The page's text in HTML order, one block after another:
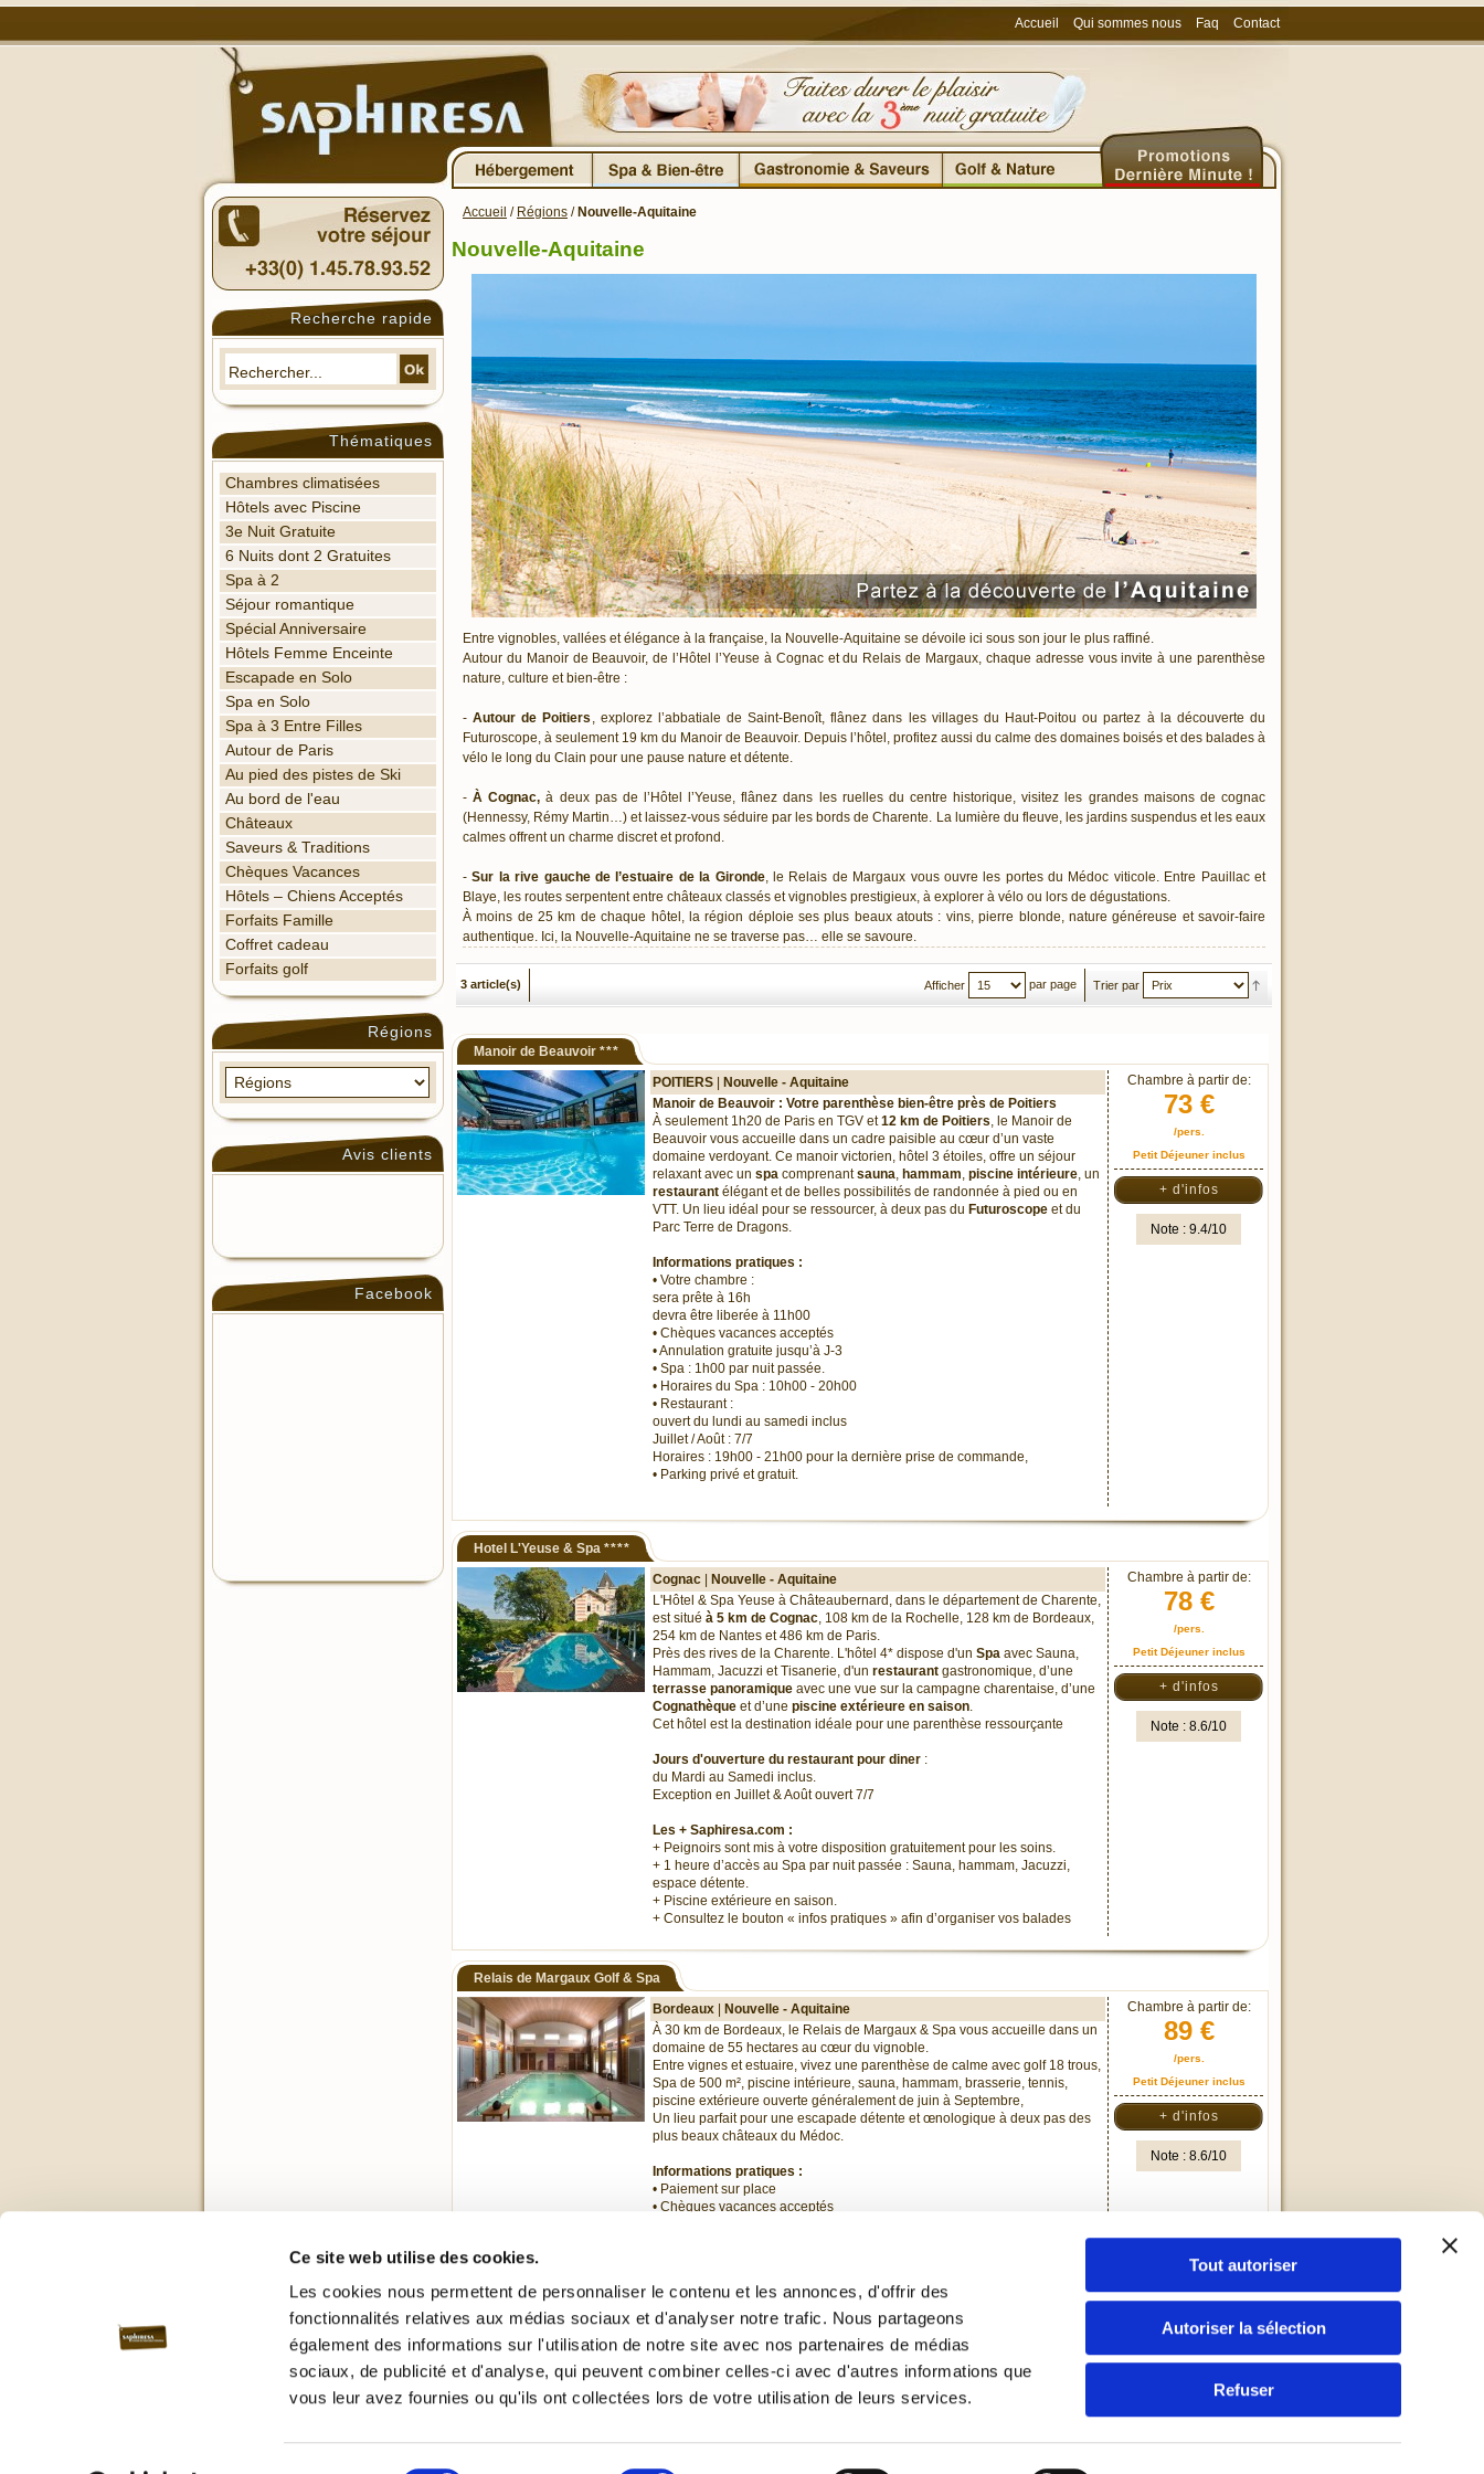
Ce site web utilise des cookies.
Les cookies nous permettent de personnaliser le contenu et les annonces, d'offrir des
fonctionnalités relatives aux médias sociaux et d'analyser notre trafic. Nous partageons
également des informations sur l'utilisation de notre site avec nos partenaires de médias
sociaux, de publicité et d'analyse, qui peuvent combiner celles-ci avec d'autres informations que
vous leur avez fournies ou qu'ils ont collectées lors de votre utilisation de leurs services.
Tout autoriser
Autoriser la sélection
Refuser
Accueil Qui sommes nous Faq Contact
Accueil / Régions / Nouvelle-Aquitaine
Nouvelle-Aquitaine
Entre vignobles, vallées et élégance à la française, la Nouvelle-Aquitaine se dévoile ici sous son jour le plus raffiné.
Autour du Manoir de Beauvoir, de l’Hôtel l’Yeuse à Cognac et du Relais de Margaux, chaque adresse vous invite à une parenthèse
nature, culture et bien-être :
-Autour de Poitiers , explorez l’abbatiale de Saint-Benoît, flânez dans les villages du Haut-Poitou ou partez à la découverte du
Futuroscope, à seulement 19 km du Manoir de Beauvoir. Depuis l’hôtel, profitez aussi du calme des domaines boisés et des balades à
vélo le long du Clain pour une pause nature et détente.
-À Cognac, à deux pas de l’Hôtel l’Yeuse, flânez dans les ruelles du centre historique, visitez les grandes maisons de cognac
(Hennessy, Rémy Martin…) et laissez-vous séduire par les bords de Charente. La lumière du fleuve, les jardins suspendus et les eaux
calmes offrent un charme discret et profond.
-Sur la rive gauche de l’estuaire de la Gironde, le Relais de Margaux vous ouvre les portes du Médoc viticole. Entre Pauillac et
Blaye, les routes serpentent entre châteaux classés et vignobles prestigieux, à explorer à vélo ou lors de dégustations.
À moins de 25 km de chaque hôtel, la région déploie ses plus beaux atouts : vins, pierre blonde, nature généreuse et savoir-faire
authentique. Ici, la Nouvelle-Aquitaine ne se traverse pas… elle se savoure.
3 article(s) Trier par
Afficher par page
Manoir de Beauvoir ***
POITIERS
Nouvelle - Aquitaine
Manoir de Beauvoir : Votre parenthèse bien-être près de Poitiers
À seulement 1h20 de Paris en TGV et12 km de Poitiers, le Manoir de
Beauvoir vous accueille dans un cadre paisible au cœur d’un vaste
domaine verdoyant. Ce manoir victorien, hôtel 3 étoiles, offre un séjour
relaxant avec un spa comprenantsauna, hammam, piscine intérieure, un
restaurant élégant et de belles possibilités de randonnée à pied ou en
VTT. Un lieu idéal pour se ressourcer, à deux pas du Futuroscope et du
Parc Terre de Dragons.
Informations pratiques :
• Votre chambre :
sera prête à 16h
devra être liberée à 11h00
• Chèques vacances acceptés
• Annulation gratuite jusqu’à J-3
• Spa : 1h00 par nuit passée.
• Horaires du Spa : 10h00 - 20h00
• Restaurant :
ouvert du lundi au samedi inclus
Juillet / Août : 7/7
Horaires : 19h00 - 21h00 pour la dernière prise de commande,
• Parking privé et gratuit.
Chambre à partir de:
73 €
/pers.
Petit Déjeuner inclus
+ d'infos
Note : 9.4/10
Hotel L'Yeuse & Spa ****
Cognac
Nouvelle - Aquitaine
L'Hôtel & Spa Yeuse à Châteaubernard, dans le département de Charente,
est situé à 5 km de Cognac, 108 km de la Rochelle, 128 km de Bordeaux,
254 km de Nantes et 486 km de Paris.
Près des rives de la Charente. L'hôtel 4* dispose d'un Spa avec Sauna,
Hammam, Jacuzzi et Tisanerie, d'un restaurant gastronomique, d’une
terrasse panoramique avec une vue sur la campagne charentaise, d’une
Cognathèque et d’une piscine extérieure en saison.
Cet hôtel est la destination idéale pour une parenthèse ressourçante
Jours d'ouverture du restaurant pour diner :
du Mardi au Samedi inclus.
Exception en Juillet & Août ouvert 7/7
Les + Saphiresa.com :
+ Peignoirs sont mis à votre disposition gratuitement pour les soins.
+ 1 heure d’accès au Spa par nuit passée : Sauna, hammam, Jacuzzi,
espace détente.
+ Piscine extérieure en saison.
+ Consultez le bouton « infos pratiques » afin d’organiser vos balades
Chambre à partir de:
78 €
/pers.
Petit Déjeuner inclus
+ d'infos
Note : 8.6/10
Relais de Margaux Golf & Spa
Bordeaux
Nouvelle - Aquitaine
À 30 km de Bordeaux, le Relais de Margaux & Spa vous accueille dans un
domaine de 55 hectares au cœur du vignoble.
Entre vignes et estuaire, vivez une parenthèse de calme avec golf 18 trous,
Spa de 500 m², piscine intérieure, sauna, hammam, brasserie, tennis,
piscine extérieure ouverte généralement de juin à Septembre,
Un lieu parfait pour une escapade détente et œnologique à deux pas des
plus beaux châteaux du Médoc.
Informations pratiques :
• Paiement sur place
• Chèques vacances acceptés
Chambre à partir de:
89 €
/pers.
Petit Déjeuner inclus
+ d'infos
Note : 8.6/10
Recherche rapide
Thématiques
Chambres climatisées
Hôtels avec Piscine
3e Nuit Gratuite
6 Nuits dont 2 Gratuites
Spa à 2
Séjour romantique
Spécial Anniversaire
Hôtels Femme Enceinte
Escapade en Solo
Spa en Solo
Spa à 3 Entre Filles
Autour de Paris
Au pied des pistes de Ski
Au bord de l'eau
Châteaux
Saveurs & Traditions
Chèques Vacances
Hôtels – Chiens Acceptés
Forfaits Famille
Coffret cadeau
Forfaits golf
Régions
Avis clients
Facebook
Qui sommes-nous ? FAQ Coffret Cadeau Conditions Générales de vente
Page Facebook